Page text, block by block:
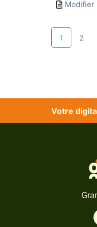
Modifier
1 2
Votre